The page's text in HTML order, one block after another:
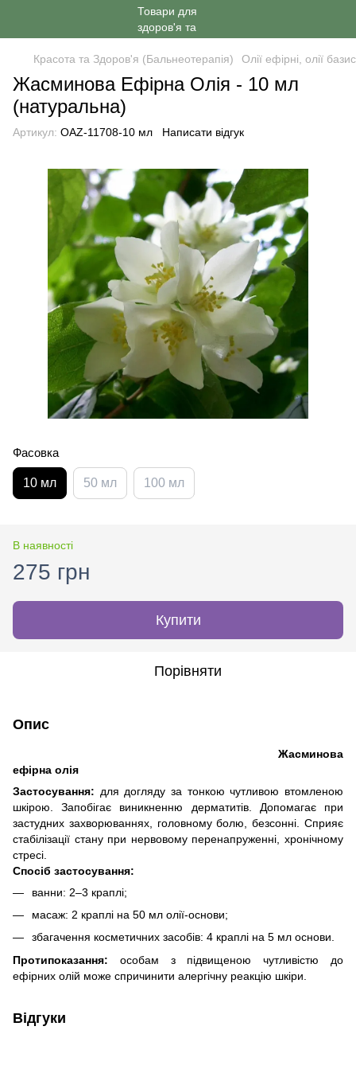
Красота та Здоров'я (Бальнеотерапія) Олії ефірні, олії
Жасминова Ефірна Олія - ​​10 мл
(натуральна)
Артикул: OAZ-11708-10 мл Написати відгук
Фасовка
10 мл 50 мл 100 мл
В наявності
275 грн
Купити
Порівняти
Опис
Жасминова
ефірна олія
Застосування: для догляду за тонкою чутливою втомленою
шкірою. Запобігає виникненню дерматитів. Допомагає при
застудних захворюваннях, головному болю, безсонні. Сприяє
стабілізації стану при нервовому перенапруженні, хронічному
стресі.
Спосіб застосування:
ванни: 2–3 краплі;
масаж: 2 краплі на 50 мл олії-основи;
збагачення косметичних засобів: 4 краплі на 5 мл основи.
Протипоказання: особам з підвищеною чутливістю до
ефірних олій може спричинити алергічну реакцію шкіри.
Відгуки